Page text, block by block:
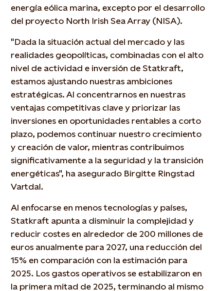
energía eólica marina, excepto por el desarrollo
del proyecto North Irish Sea Array (NISA).
"Dada la situación actual del mercado y las
realidades geopolíticas, combinadas con el alto
nivel de actividad e inversión de Statkraft,
estamos ajustando nuestras ambiciones
estratégicas. Al concentrarnos en nuestras
ventajas competitivas clave y priorizar las
inversiones en oportunidades rentables a corto
plazo, podemos continuar nuestro crecimiento
y creación de valor, mientras contribuimos
significativamente a la seguridad y la transición
energéticas", ha asegurado Birgitte Ringstad
Vartdal.
Al enfocarse en menos tecnologías y países,
Statkraft apunta a disminuir la complejidad y
reducir costes en alrededor de 200 millones de
euros anualmente para 2027, una reducción del
15% en comparación con la estimación para
2025. Los gastos operativos se estabilizaron en
la primera mitad de 2025, terminando al mismo